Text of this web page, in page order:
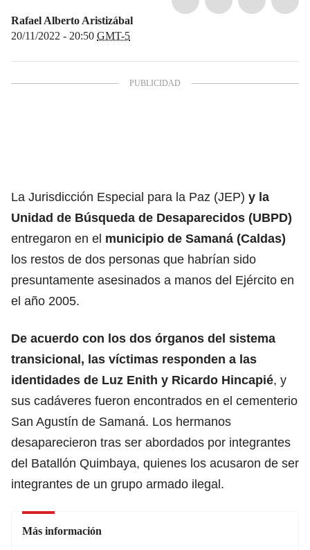
Rafael Alberto Aristizábal
20/11/2022 - 20:50 GMT-5
La Jurisdicción Especial para la Paz (JEP) y la
Unidad de Búsqueda de Desaparecidos (UBPD)
entregaron en el municipio de Samaná (Caldas)
los restos de dos personas que habrían sido
presuntamente asesinados a manos del Ejército en
el año 2005.
De acuerdo con los dos órganos del sistema
transicional, las víctimas responden a las
identidades de Luz Enith y Ricardo Hincapié, y
sus cadáveres fueron encontrados en el cementerio
San Agustín de Samaná. Los hermanos
desaparecieron tras ser abordados por integrantes
del Batallón Quimbaya, quienes los acusaron de ser
integrantes de un grupo armado ilegal.
Más información